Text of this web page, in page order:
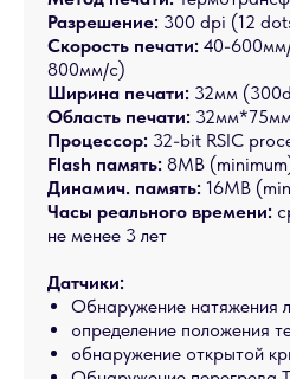
Разрешение: 300 dpi (12
Скорость печати: 40-
800мм/с)
Ширина печати: 32мм
Область печати:
Процессор: 32-bit RSIC
Flash память: 8MB
Динамич. память: 16MB
Часы реального времени:
не менее 3 лет
Датчики:
Обнаружение натяжения
определение положения
обнаружение открытой